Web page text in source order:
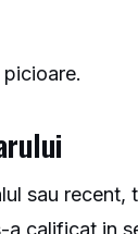
sau recent,
calificat in